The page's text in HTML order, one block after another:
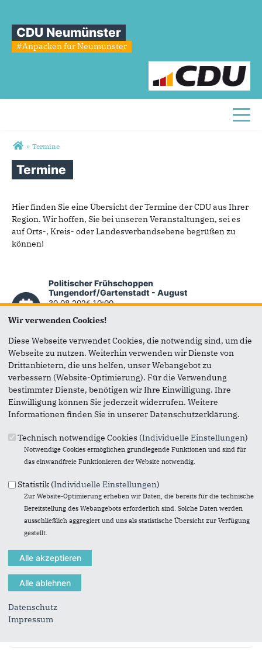
CDU Neumünster
#Anpacken für Neumünster
Sie sind hier
» Termine
Termine
Hier finden Sie eine Übersicht der Termine der CDU aus Ihrer
Region. Wir hoffen, Sie bei unseren Veranstaltungen, sei es
auf Orts-, Kreis- oder Landesverbandsebene begrüßen zu
können!
Politischer Frühschoppen
Tungendorf/Gartenstadt - August
30.08.2026 10:00
SVT Sportklause | Süderdorfkamp 22 | 24536
Politischer Frühschoppen
Tungendorf/Gartenstadt - September
27.09.2026 10:00
SVT Sportklause | Süderdorfkamp 22 | 24536
Neumünster
Politischer Frühschoppen
Tungendorf/Gartenstadt - Oktober
25.10.2026 10:00
Neumünster
Traditionelles Gänseessen der CDU Neumünster
Hof Voigt Tasdorf | Ohlenhof 3 | 24536 Tasdorf
Politischer Frühschoppen
Tungendorf/Gartenstadt - November
29.11.2026 10:00
SVT Sportklause | Süderdorfkamp 22 | 24536
Wir verwenden Cookies!
Diese Webseite verwendet Cookies, die notwendig sind, um die
Webseite zu nutzen. Weiterhin verwenden wir Dienste von
Drittanbietern, die uns helfen, unser Webangebot zu
verbessern (Website-Optimierung). Für die Verwendung
bestimmter Dienste, benötigen wir Ihre Einwilligung. Ihre
Einwilligung können Sie jederzeit widerrufen. Weitere
Informationen finden Sie in unserer Datenschutzerklärung.
Technisch notwendige Cookies (Individuelle Einstellungen)
Notwendige Cookies ermöglichen grundlegende Funktionen und sind für
das einwandfreie Funktionieren der Website notwendig.
Statistik (Individuelle Einstellungen)
Zur Website-Optimierung erheben wir Daten, die bereits für die technische
Bereitstellung des Webangebots erforderlich sind. Solche Daten werden
ausschließlich aggregiert und uns als statistische Übersicht zur Verfügung
gestellt.
Datenschutz
Impressum